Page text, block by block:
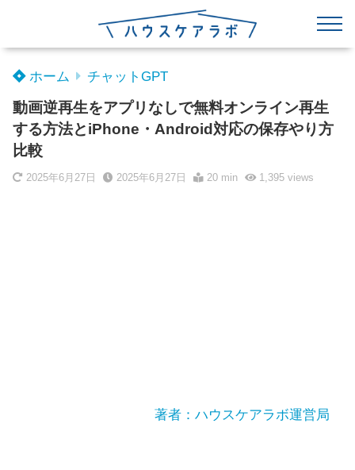
ホーム チャットGPT
動画逆再生をアプリなしで無料オンライン再生
する方法とiPhone・Android対応の保存やり方
比較
2025年6月27日 2025年6月27日 20 min 1,395views
著者：ハウスケアラボ運営局